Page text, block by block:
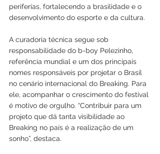
periferias, fortalecendo a brasilidade e o
desenvolvimento do esporte e da cultura.
A curadoria técnica segue sob
responsabilidade do b-boy Pelezinho,
referência mundial e um dos principais
nomes responsáveis por projetar o Brasil
no cenário internacional do Breaking. Para
ele, acompanhar o crescimento do festival
é motivo de orgulho. “Contribuir para um
projeto que dá tanta visibilidade ao
Breaking no país é a realização de um
sonho”, destaca.